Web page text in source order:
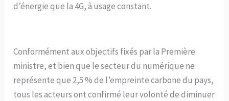
d’énergie que la 4G, à usage constant.
Conformément aux objectifs fixés par la Première
ministre, et bien que le secteur du numérique ne
représente que 2,5 % de l’empreinte carbone du pays,
tous les acteurs ont confirmé leur volonté de diminuer